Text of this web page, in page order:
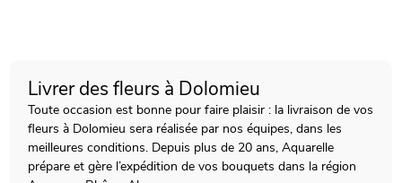
Livrer des fleurs à Dolomieu
Toute occasion est bonne pour faire plaisir : la livraison de vos
fleurs à Dolomieu sera réalisée par nos équipes, dans les
meilleures conditions. Depuis plus de 20 ans, Aquarelle
prépare et gère l’expédition de vos bouquets dans la région